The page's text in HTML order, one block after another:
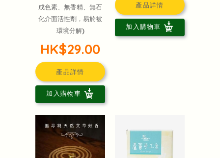
成色素、無香精、無石
化介面活性劑，易於被
環境分解)
HK$29.00
產品詳情
加入購物車
產品詳情
加入購物車